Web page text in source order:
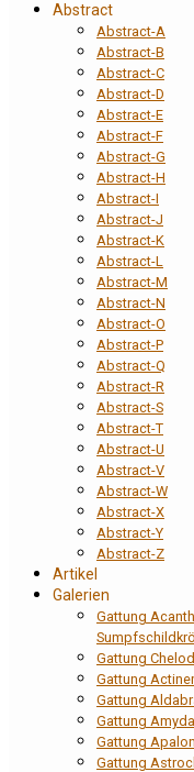
Abstract
Abstract-A
Abstract-B
Abstract-C
Abstract-D
Abstract-E
Abstract-F
Abstract-G
Abstract-H
Abstract-I
Abstract-J
Abstract-K
Abstract-L
Abstract-M
Abstract-N
Abstract-O
Abstract-P
Abstract-Q
Abstract-R
Abstract-S
Abstract-T
Abstract-U
Abstract-V
Abstract-W
Abstract-X
Abstract-Y
Abstract-Z
Artikel
Galerien
Gattung
Gattung
Gattung
Gattung
Gattung Amyda
Gattung
Gattung